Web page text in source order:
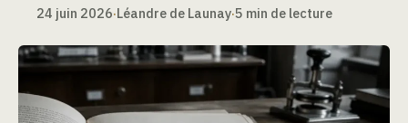
24 juin 2026·Léandre de Launay·5 min de lecture